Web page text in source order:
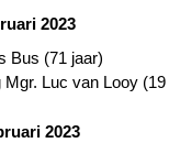
2023
Bus (71 jaar)
Luc van Looy (19
2023